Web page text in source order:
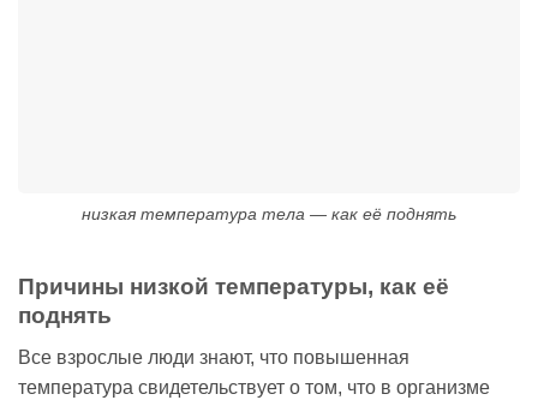
низкая температура тела — как её поднять
Причины низкой температуры, как её
поднять
Все взрослые люди знают, что повышенная
температура свидетельствует о том, что в организме